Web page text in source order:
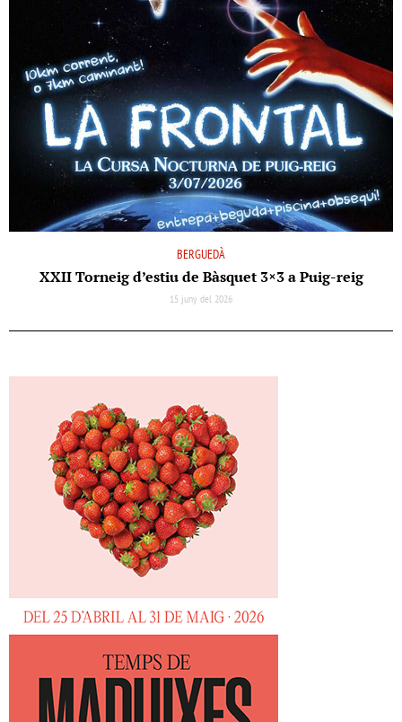
BERGUEDÀ
XXII Torneig d’estiu de Bàsquet 3×3 a Puig-reig
15 juny del 2026